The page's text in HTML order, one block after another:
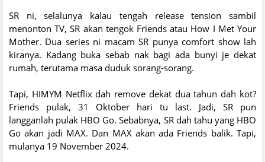
SR ni, selalunya kalau tengah release tension sambil
menonton TV, SR akan tengok Friends atau How I Met Your
Mother. Dua series ni macam SR punya comfort show lah
kiranya. Kadang buka sebab nak bagi ada bunyi je dekat
rumah, terutama masa duduk sorang-sorang.
Tapi, HIMYM Netflix dah remove dekat dua tahun dah kot?
Friends pulak, 31 Oktober hari tu last. Jadi, SR pun
langganlah pulak HBO Go. Sebabnya, SR dah tahu yang HBO
Go akan jadi MAX. Dan MAX akan ada Friends balik. Tapi,
mulanya 19 November 2024.